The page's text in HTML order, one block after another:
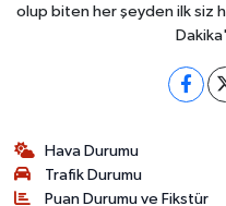
olup biten her şeyden ilk siz
Hava Durumu
Trafik Durumu
Puan Durumu ve Fikstür